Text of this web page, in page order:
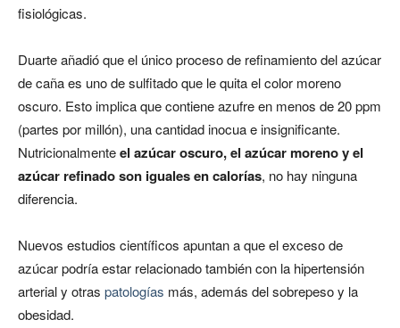
fisiológicas.
Duarte añadió que el único proceso de refinamiento del azúcar
de caña es uno de sulfitado que le quita el color moreno
oscuro. Esto implica que contiene azufre en menos de 20 ppm
(partes por millón), una cantidad inocua e insignificante.
Nutricionalmenteel azúcar oscuro, el azúcar moreno y el
azúcar refinado son iguales en calorías, no hay ninguna
diferencia.
Nuevos estudios científicos apuntan a que el exceso de
azúcar podría estar relacionado también con la hipertensión
arterial y otras patologías más, además del sobrepeso y la
obesidad.